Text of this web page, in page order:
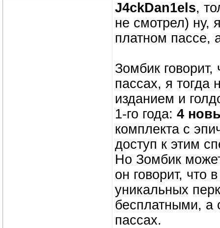
J4ckDan1els,
не смотрел) ну,
платном пассе,
Зомбик
пассах, я
изданием и
1-го года: 4
комплекта с
доступ к этим
Но Зомбик
он говорит, что
уникальных
бесплатными, а
пассах.